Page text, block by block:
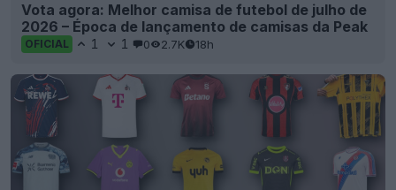
Vota agora: Melhor camisa de futebol de julho de
2026 – Época de lançamento de camisas da Peak
OFICIAL 1 1 0 2.7K 18h